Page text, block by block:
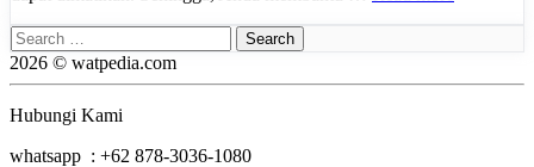
Search
for:
2026 © watpedia.com
Hubungi Kami
whatsapp : +62 878-3036-1080